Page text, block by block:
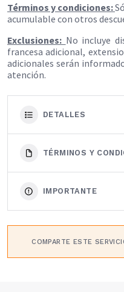
Términos y condiciones:
acumulable con otros
Exclusiones: No incluye
francesa adicional,
adicionales serán
atención.
DETALLES
TÉRMINOS Y
IMPORTANTE
COMPARTE ESTE